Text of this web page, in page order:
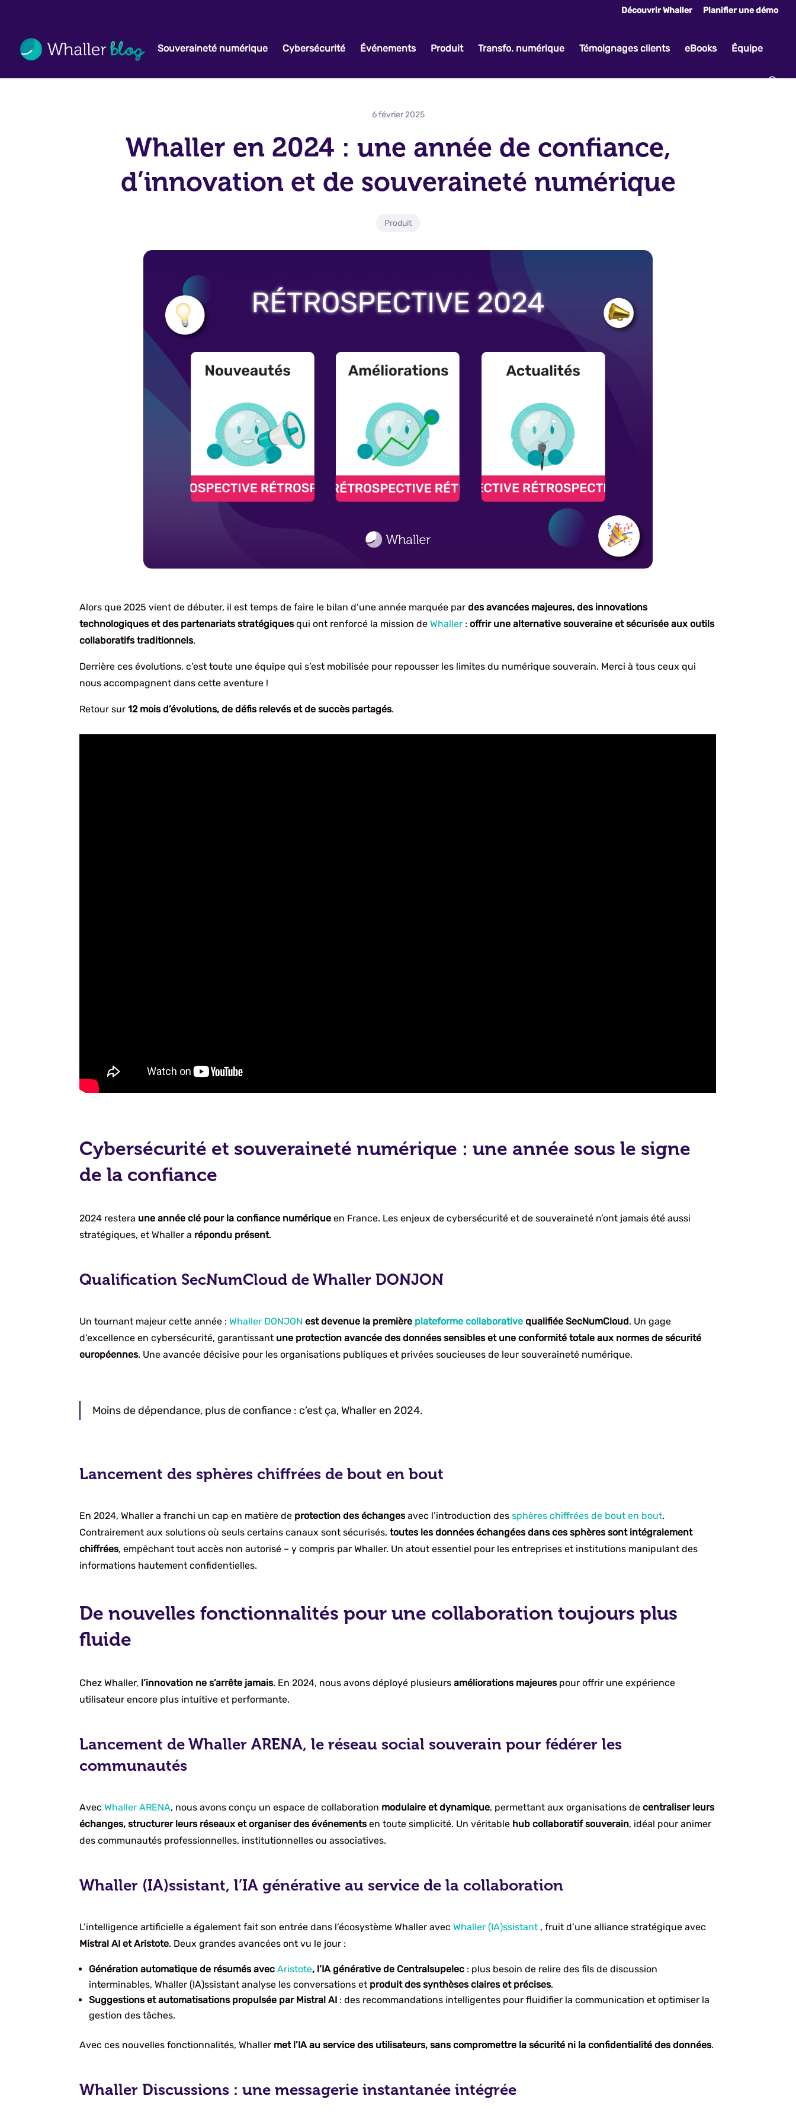
Découvrir Whaller Planifier une démo
Souveraineté numérique Cybersécurité Événements Produit Transfo. numérique Témoignages clients eBooks Équipe
6 février 2025
Whaller en 2024 : une année de confiance,
d’innovation et de souveraineté numérique
Produit
Alors que 2025 vient de débuter, il est temps de faire le bilan d’une année marquée pardes avancées majeures, des innovations
technologiques et des partenariats stratégiquesqui ont renforcé la mission deWhaller :offrir une alternative souveraine et sécurisée aux outils
collaboratifs traditionnels.
Derrière ces évolutions, c’est toute une équipe qui s’est mobilisée pour repousser les limites du numérique souverain. Merci à tous ceux qui
nous accompagnent dans cette aventure !
Retour sur12 mois d’évolutions, de défis relevés et de succès partagés.
Cybersécurité et souveraineté numérique : une année sous le signe
de la confiance
2024 restera une année clé pour la confiance numérique en France. Les enjeux de cybersécurité et de souveraineté n’ont jamais été aussi
stratégiques, et Whaller a répondu présent.
Qualification SecNumCloud de Whaller DONJON
Un tournant majeur cette année :Whaller DONJON est devenue la première plateforme collaborative qualifiée SecNumCloud. Un gage
d’excellence en cybersécurité, garantissant une protection avancée des données sensibles et une conformité totale aux normes de sécurité
européennes. Une avancée décisive pour les organisations publiques et privées soucieuses de leur souveraineté numérique.
Moins de dépendance, plus de confiance : c’est ça, Whaller en 2024.
Lancement des sphères chiffrées de bout en bout
En 2024, Whaller a franchi un cap en matière de protection des échangesavec l’introduction dessphères chiffrées de bout en bout.
Contrairement aux solutions où seuls certains canaux sont sécurisés,toutes les données échangées dans ces sphères sont intégralement
chiffrées, empêchant tout accès non autorisé – y compris par Whaller. Un atout essentiel pour les entreprises et institutions manipulant des
informations hautement confidentielles.
De nouvelles fonctionnalités pour une collaboration toujours plus
fluide
Chez Whaller, l’innovation ne s’arrête jamais. En 2024, nous avons déployé plusieursaméliorations majeurespour offrir une expérience
utilisateur encore plus intuitive et performante.
Lancement de Whaller ARENA, le réseau social souverain pour fédérer les
communautés
AvecWhaller ARENA, nous avons conçu un espace de collaboration modulaire et dynamique, permettant aux organisations decentraliser leurs
échanges, structurer leurs réseaux et organiser des événementsen toute simplicité. Un véritable hub collaboratif souverain, idéal pour animer
des communautés professionnelles, institutionnelles ou associatives.
Whaller (IA)ssistant, l’IA générative au service de la collaboration
L’intelligence artificielle a également fait son entrée dans l’écosystème Whaller avecWhaller (IA)ssistant , fruit d’une alliance stratégique avec
Mistral AI et Aristote. Deux grandes avancées ont vu le jour :
Génération automatique de résumés avecAristote, l’IA générative de Centralsupelec : plus besoin de relire des fils de discussion
interminables, Whaller (IA)ssistant analyse les conversations et produit des synthèses claires et précises.
Suggestions et automatisations propulsée par Mistral AI : des recommandations intelligentes pour fluidifier la communication et optimiser la
gestion des tâches.
Avec ces nouvelles fonctionnalités, Whaller met l’IA au service des utilisateurs, sans compromettre la sécurité ni la confidentialité des données.
Whaller Discussions : une messagerie instantanée intégrée